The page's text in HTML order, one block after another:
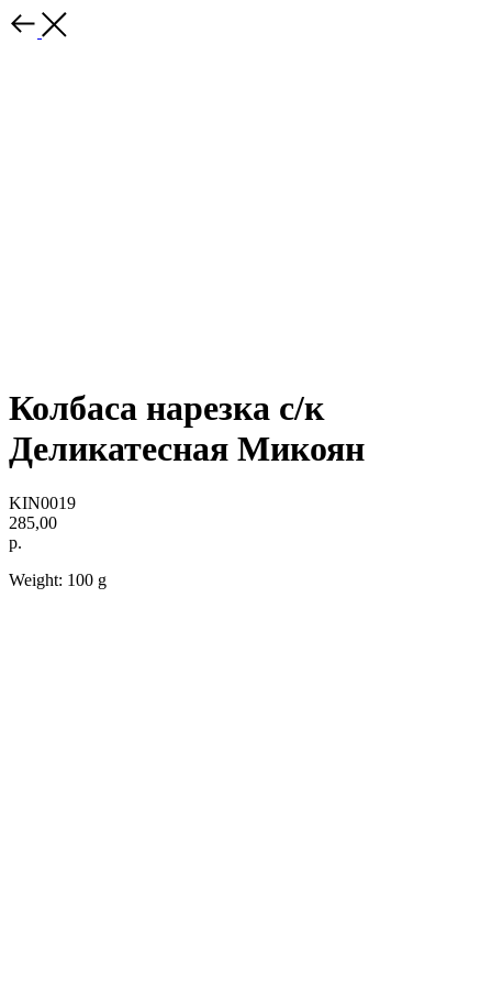
Колбаса нарезка с/к
Деликатесная Микоян
KIN0019
285,00
р.
Weight: 100 g